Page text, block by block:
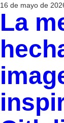
16 de mayo de
La